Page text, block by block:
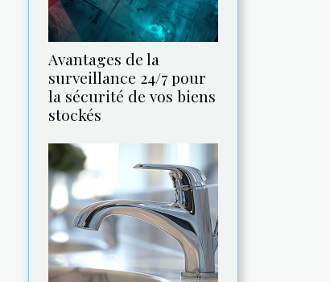
Avantages de la
surveillance 24/7 pour
la sécurité de vos biens
stockés